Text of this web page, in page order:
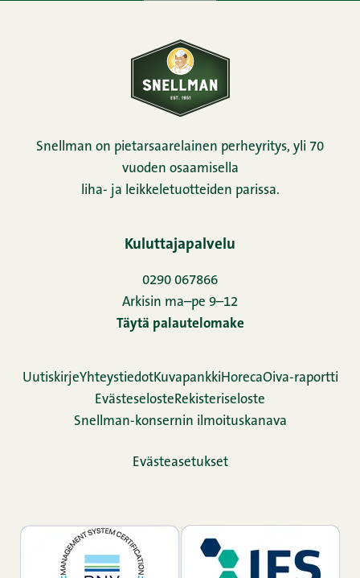
Snellman on pietarsaarelainen perheyritys, yli 70
vuoden osaamisella
liha- ja leikkeletuotteiden parissa.
Kuluttajapalvelu
0290 067866
Arkisin ma–pe 9–12
Täytä palautelomake
UutiskirjeYhteystiedotKuvapankki HorecaOiva-raportti
Evästeseloste Rekisteriseloste
Snellman-konsernin ilmoituskanava
Evästeasetukset